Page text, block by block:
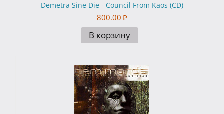
Demetra Sine Die - Council From Kaos (CD)
800.00 ₽
В корзину